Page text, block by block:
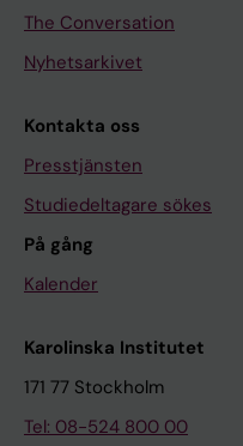
The Conversation
Nyhetsarkivet
Kontakta oss
Presstjänsten
Studiedeltagare sökes
På gång
Kalender
Karolinska Institutet
171 77 Stockholm
Tel: 08-524 800 00